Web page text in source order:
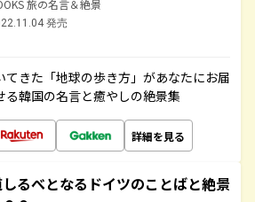
旅の名言＆絶景
発売
てきた「地球の歩き方」があなたにお届
る韓国の名言と癒やしの絶景集
詳細を見る
るべとなるドイツのことばと絶景